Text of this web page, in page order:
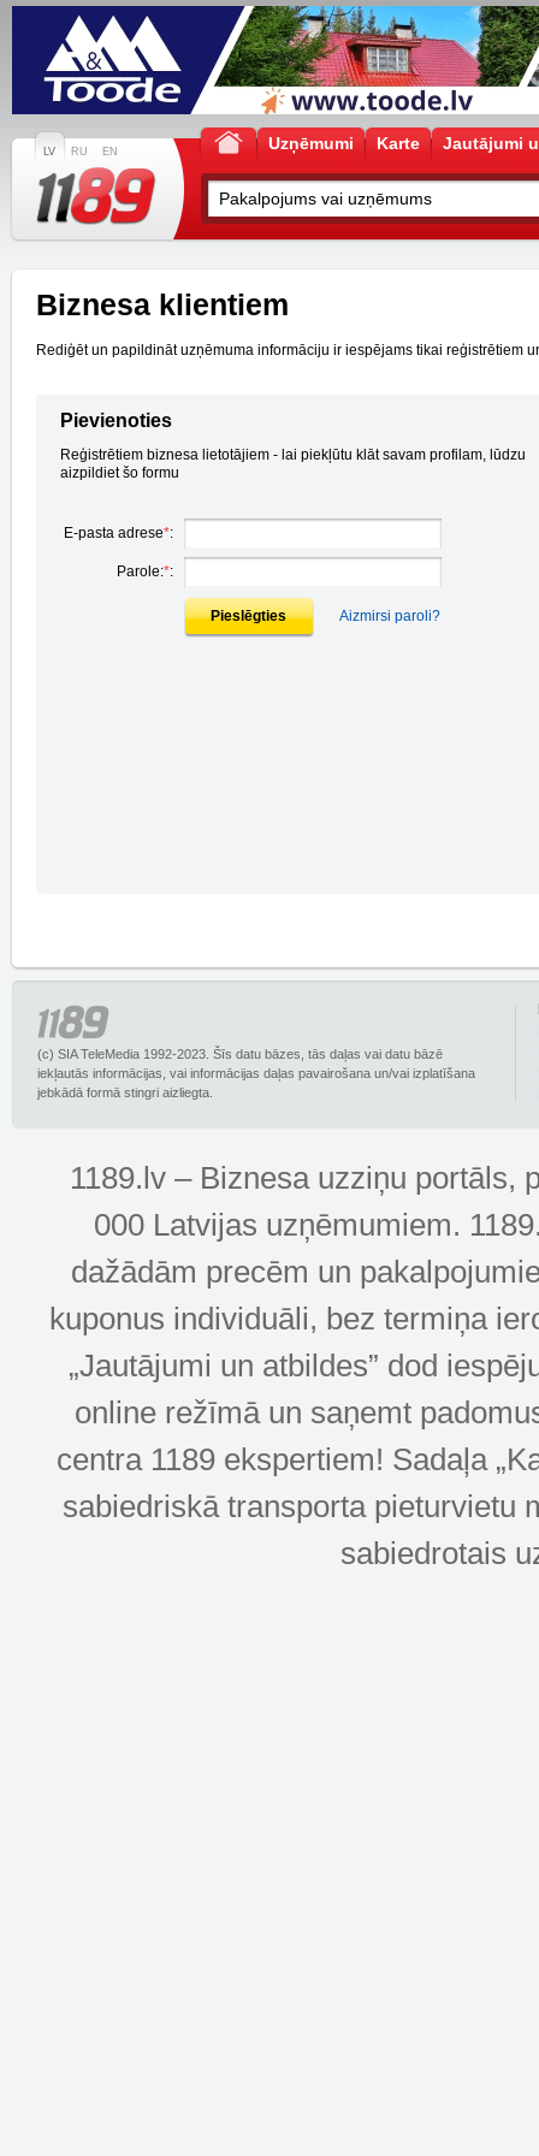
LV RU EN Uzņēmumi Karte Jautājumi
Biznesa klientiem
Rediģēt un papildināt uzņēmuma informāciju ir iespējams tikai reģistrētiem
Pievienoties
Reģistrētiem biznesa lietotājiem - lai piekļūtu klāt savam profilam, lūdzu
aizpildiet šo formu
E-pasta adrese*:
Parole:*:
Pieslēgties Aizmirsi paroli?
(c) SIA TeleMedia 1992-2023. Šīs datu bāzes, tās daļas vai datu bāzē
iekļautās informācijas, vai informācijas daļas pavairošana un/vai izplatīšana
jebkādā formā stingri aizliegta.
1189.lv – Biznesa uzziņu portāls,
000 Latvijas uzņēmumiem.
dažādām precēm un
kuponus individuāli, bez termiņa
„Jautājumi un atbildes” dod
online režīmā un saņemt
centra 1189 ekspertiem! Sadaļa
sabiedriskā transporta pieturvietu
sabiedrotais